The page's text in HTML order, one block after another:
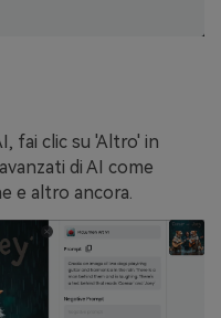
fai clic su 'Altro' in
di AI come
e altro ancora.